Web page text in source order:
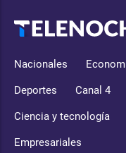
Nacionales
Deportes Canal 4
Ciencia y tecnología
Empresariales